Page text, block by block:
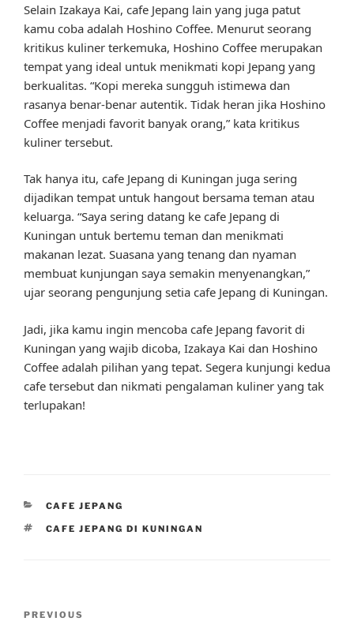
Selain Izakaya Kai, cafe Jepang lain yang juga patut
kamu coba adalah Hoshino Coffee. Menurut seorang
kritikus kuliner terkemuka, Hoshino Coffee merupakan
tempat yang ideal untuk menikmati kopi Jepang yang
berkualitas. “Kopi mereka sungguh istimewa dan
rasanya benar-benar autentik. Tidak heran jika Hoshino
Coffee menjadi favorit banyak orang,” kata kritikus
kuliner tersebut.
Tak hanya itu, cafe Jepang di Kuningan juga sering
dijadikan tempat untuk hangout bersama teman atau
keluarga. “Saya sering datang ke cafe Jepang di
Kuningan untuk bertemu teman dan menikmati
makanan lezat. Suasana yang tenang dan nyaman
membuat kunjungan saya semakin menyenangkan,”
ujar seorang pengunjung setia cafe Jepang di Kuningan.
Jadi, jika kamu ingin mencoba cafe Jepang favorit di
Kuningan yang wajib dicoba, Izakaya Kai dan Hoshino
Coffee adalah pilihan yang tepat. Segera kunjungi kedua
cafe tersebut dan nikmati pengalaman kuliner yang tak
terlupakan!
CATEGORIES
CAFE JEPANG
TAGS
CAFE JEPANG DI KUNINGAN
Previous
PREVIOUS